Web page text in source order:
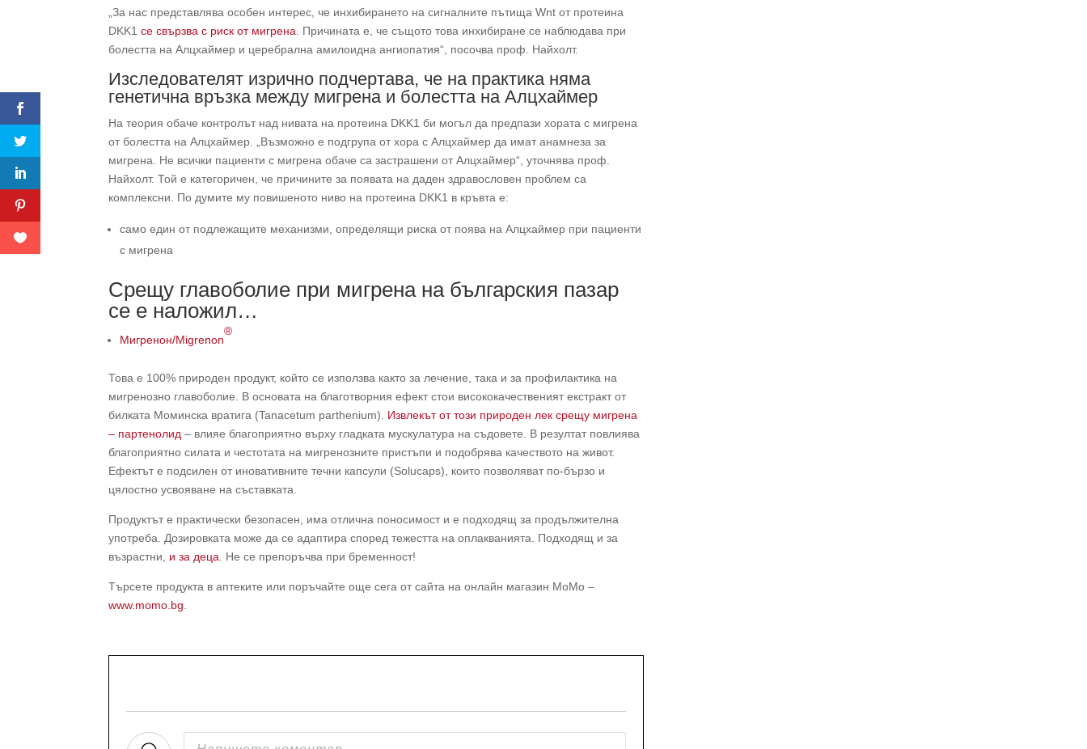
„За нас представлява особен интерес, че инхибирането на сигналните пътища Wnt от протеина
DKK1се свързва с риск от мигрена. Причината е, че същото това инхибиране се наблюдава при
болестта на Алцхаймер и церебрална амилоидна ангиопатия“, посочва проф. Найхолт.
Изследователят изрично подчертава, че на практика няма
генетична връзка между мигрена и болестта на Алцхаймер
На теория обаче контролът над нивата на протеина DKK1 би могъл да предпази хората с мигрена
от болестта на Алцхаймер. „Възможно е подгрупа от хора с Алцхаймер да имат анамнеза за
мигрена. Не всички пациенти с мигрена обаче са застрашени от Алцхаймер“, уточнява проф.
Найхолт. Той е категоричен, че причините за появата на даден здравословен проблем са
комплексни. По думите му повишеното ниво на протеина DKK1 в кръвта е:
само един от подлежащите механизми, определящи риска от поява на Алцхаймер при пациенти
с мигрена
Срещу главоболие при мигрена на българския пазар
се е наложил…
Мигренон/Migrenon
®
Това е 100% природен продукт, който се използва както за лечение, така и за профилактика на
мигренозно главоболие. В основата на благотворния ефект стои висококачественият екстракт от
билката Моминска вратига (Tanacetum parthenium). Извлекът от този природен лек срещу мигрена
– партенолид – влияе благоприятно върху гладката мускулатура на съдовете. В резултат повлиява
благоприятно силата и честотата на мигренозните пристъпи и подобрява качеството на живот.
Ефектът е подсилен от иновативните течни капсули (Solucaps), които позволяват по-бързо и
цялостно усвояване на съставката.
Продуктът е практически безопасен, има отлична поносимост и е подходящ за продължителна
употреба. Дозировката може да се адаптира според тежестта на оплакванията. Подходящ и за
възрастни, и за деца. Не се препоръчва при бременност!
Търсете продукта в аптеките или поръчайте още сега от сайта на онлайн магазин МоМо –
www.momo.bg.